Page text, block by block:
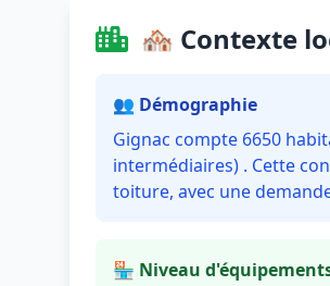
🏘️ Contexte
👥 Démographie
Gignac compte 6650
intermédiaires) . Cette
toiture, avec une
🏪 Niveau